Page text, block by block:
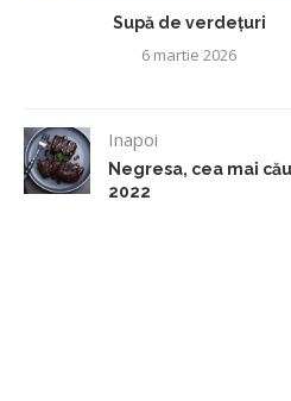
Supă de verdețuri
6 martie 2026
Inapoi
Negresa, cea mai
2022